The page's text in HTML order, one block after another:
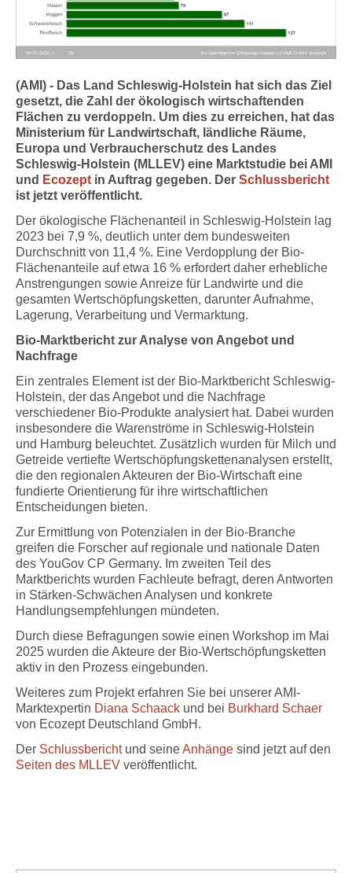
(AMI) - Das Land Schleswig-Holstein hat sich das Ziel
gesetzt, die Zahl der ökologisch wirtschaftenden
Flächen zu verdoppeln. Um dies zu erreichen, hat das
Ministerium für Landwirtschaft, ländliche Räume,
Europa und Verbraucherschutz des Landes
Schleswig-Holstein (MLLEV) eine Marktstudie bei AMI
und Ecozept in Auftrag gegeben. Der Schlussbericht
ist jetzt veröffentlicht.
Der ökologische Flächenanteil in Schleswig-Holstein lag
2023 bei 7,9 %, deutlich unter dem bundesweiten
Durchschnitt von 11,4 %. Eine Verdopplung der Bio-
Flächenanteile auf etwa 16 % erfordert daher erhebliche
Anstrengungen sowie Anreize für Landwirte und die
gesamten Wertschöpfungsketten, darunter Aufnahme,
Lagerung, Verarbeitung und Vermarktung.
Bio-Marktbericht zur Analyse von Angebot und
Nachfrage
Ein zentrales Element ist der Bio-Marktbericht Schleswig-
Holstein, der das Angebot und die Nachfrage
verschiedener Bio-Produkte analysiert hat. Dabei wurden
insbesondere die Warenströme in Schleswig-Holstein
und Hamburg beleuchtet. Zusätzlich wurden für Milch und
Getreide vertiefte Wertschöpfungskettenanalysen erstellt,
die den regionalen Akteuren der Bio-Wirtschaft eine
fundierte Orientierung für ihre wirtschaftlichen
Entscheidungen bieten.
Zur Ermittlung von Potenzialen in der Bio-Branche
greifen die Forscher auf regionale und nationale Daten
des YouGov CP Germany. Im zweiten Teil des
Marktberichts wurden Fachleute befragt, deren Antworten
in Stärken-Schwächen Analysen und konkrete
Handlungsempfehlungen mündeten.
Durch diese Befragungen sowie einen Workshop im Mai
2025 wurden die Akteure der Bio-Wertschöpfungsketten
aktiv in den Prozess eingebunden.
Weiteres zum Projekt erfahren Sie bei unserer AMI-
Marktexpertin Diana Schaack und bei Burkhard Schaer
von Ecozept Deutschland GmbH.
Der Schlussberichtund seineAnhänge sind jetzt auf den
Seiten des MLLEV veröffentlicht.